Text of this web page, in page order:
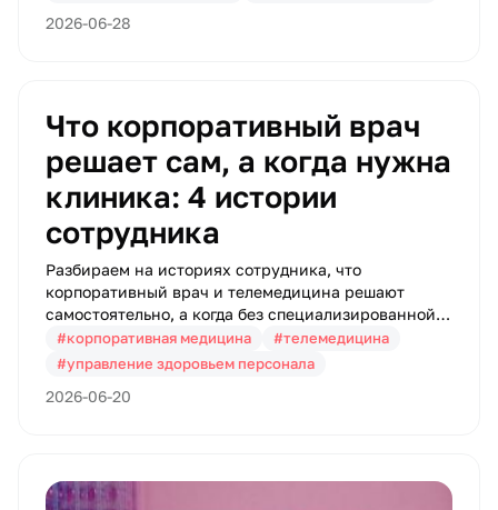
2026-06-28
Что корпоративный врач
решает сам, а когда нужна
клиника: 4 истории
сотрудника
Разбираем на историях сотрудника, что
корпоративный врач и телемедицина решают
самостоятельно, а когда без специализированной
клиники не обойтись.
#корпоративная медицина
#телемедицина
#управление здоровьем персонала
2026-06-20